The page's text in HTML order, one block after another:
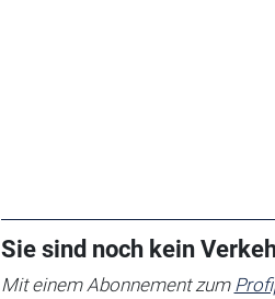
Sie sind noch kein
Mit einem Abonnement zum